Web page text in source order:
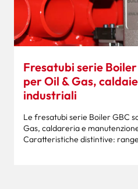
Fresatubi serie
per Oil & Gas,
industriali
Le fresatubi serie Boiler GBC
Gas, caldareria e
Caratteristiche distintive: